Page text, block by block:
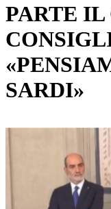
PARTE IL
SARDI»